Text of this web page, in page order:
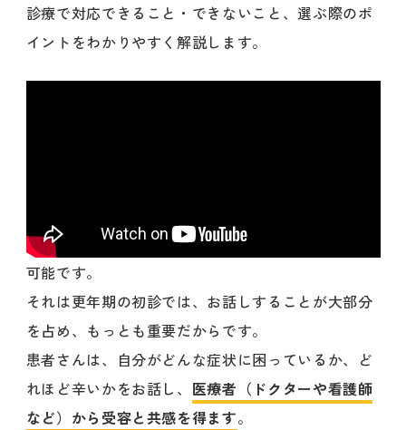
診療で対応できること・できないこと、選ぶ際のポ
イントをわかりやすく解説します。
可能です。
それは更年期の初診では、お話しすることが大部分
を占め、もっとも重要だからです。
患者さんは、自分がどんな症状に困っているか、ど
れほど辛いかをお話し、 医療者（ドクターや看護師
など）から受容と共感を得ます。